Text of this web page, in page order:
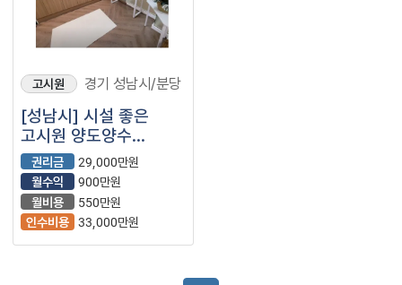
고시원 경기 성남시/분당
[성남시] 시설 좋은
고시원 양도양수
창업비용 총정리
권리금
29,000만원
월수익
900만원
월비용
550만원
인수비용 33,000만원